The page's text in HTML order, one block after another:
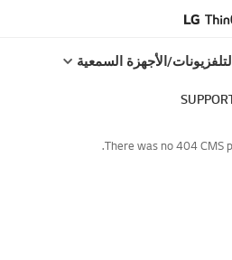
الأجهزة السمعية
There was no 404 CMS